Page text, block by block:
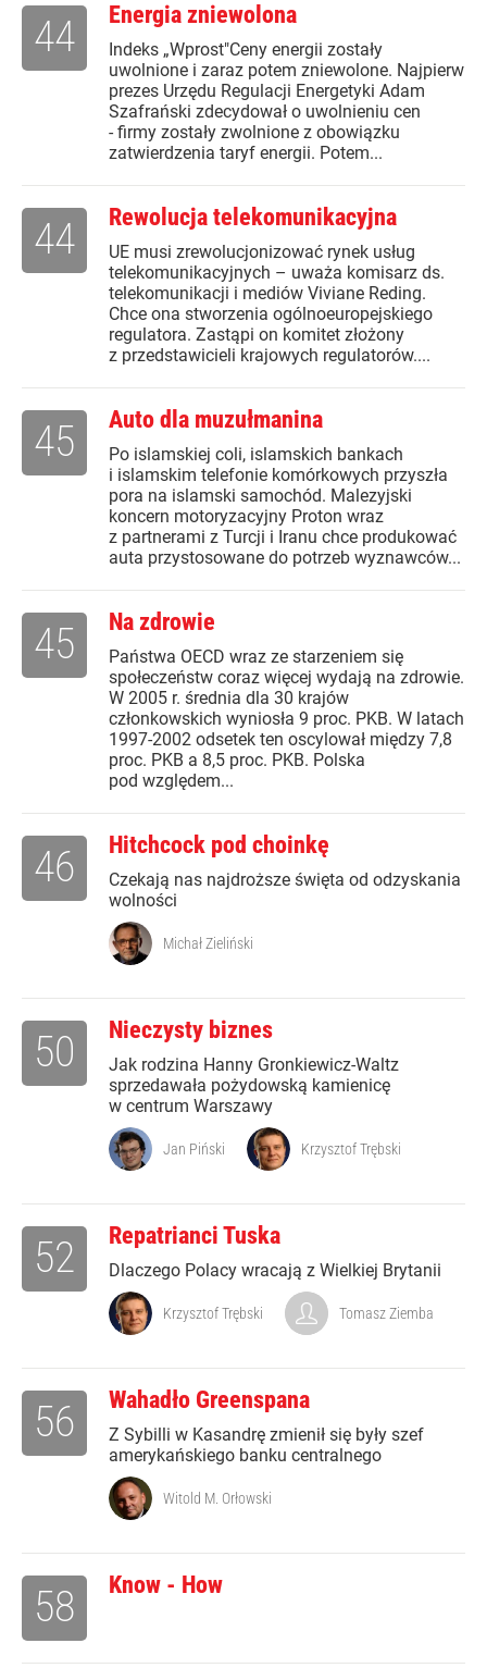
Energia zniewolona
Indeks „Wprost"Ceny energii zostały
uwolnione i zaraz potem zniewolone. Najpierw
prezes Urzędu Regulacji Energetyki Adam
Szafrański zdecydował o uwolnieniu cen
- firmy zostały zwolnione z obowiązku
zatwierdzenia taryf energii. Potem...
44
Rewolucja telekomunikacyjna
UE musi zrewolucjonizować rynek usług
telekomunikacyjnych – uważa komisarz ds.
telekomunikacji i mediów Viviane Reding.
Chce ona stworzenia ogólnoeuropejskiego
regulatora. Zastąpi on komitet złożony
z przedstawicieli krajowych regulatorów....
44
Auto dla muzułmanina
Po islamskiej coli, islamskich bankach
i islamskim telefonie komórkowych przyszła
pora na islamski samochód. Malezyjski
koncern motoryzacyjny Proton wraz
z partnerami z Turcji i Iranu chce produkować
auta przystosowane do potrzeb wyznawców...
45
Na zdrowie
Państwa OECD wraz ze starzeniem się
społeczeństw coraz więcej wydają na zdrowie.
W 2005 r. średnia dla 30 krajów
członkowskich wyniosła 9 proc. PKB. W latach
1997-2002 odsetek ten oscylował między 7,8
proc. PKB a 8,5 proc. PKB. Polska
pod względem...
45
Hitchcock pod choinkę
Czekają nas najdroższe święta od odzyskania
wolności
46
Michał Zieliński
Nieczysty biznes
Jak rodzina Hanny Gronkiewicz-Waltz
sprzedawała pożydowską kamienicę
w centrum Warszawy
50
Jan Piński Krzysztof Trębski
Repatrianci Tuska
Dlaczego Polacy wracają z Wielkiej Brytanii
52
Krzysztof Trębski Tomasz Ziemba
Wahadło Greenspana
Z Sybilli w Kasandrę zmienił się były szef
amerykańskiego banku centralnego
56
Witold M. Orłowski
Know - How
58